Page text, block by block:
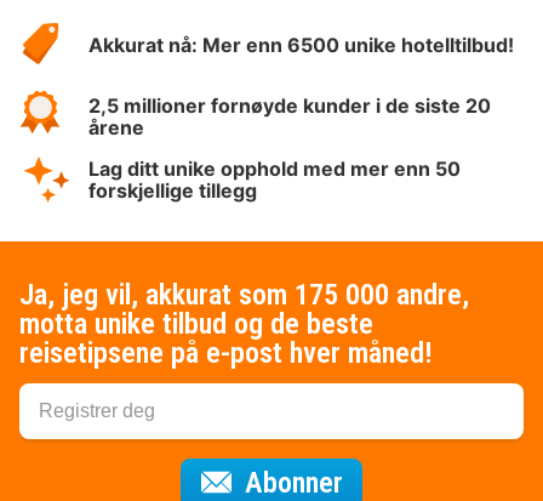
Hotelspecials
Akkurat nå: Mer enn 6500 unike hotelltilbud!
2,5 millioner fornøyde kunder i de siste 20
årene
Lag ditt unike opphold med mer enn 50
forskjellige tillegg
Ja, jeg vil, akkurat som 175 000 andre,
motta unike tilbud og de beste
reisetipsene på e-post hver måned!
Abonner